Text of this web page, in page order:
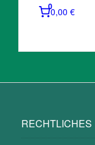
00,00 €
RECHTLICHES